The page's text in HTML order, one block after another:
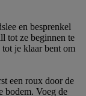
en besprenkel
tot ze beginnen te
tot je klaar bent om
een roux door de
bodem. Voeg de